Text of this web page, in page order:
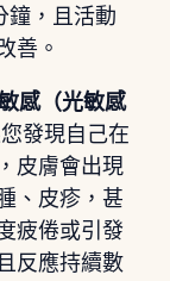
鐘，且活動
善。
感（光敏感
發現自己在
皮膚會出現
、皮疹，甚
疲倦或引發
反應持續數